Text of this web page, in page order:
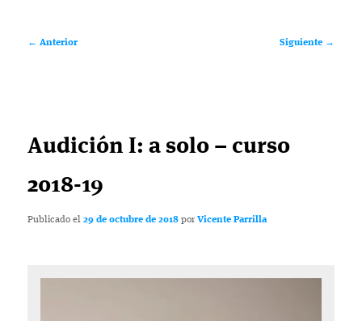
Navegación
← Anterior Siguiente →
Audición I: a solo – curso
2018-19
Publicado el29 de octubre de 2018 porVicente Parrilla